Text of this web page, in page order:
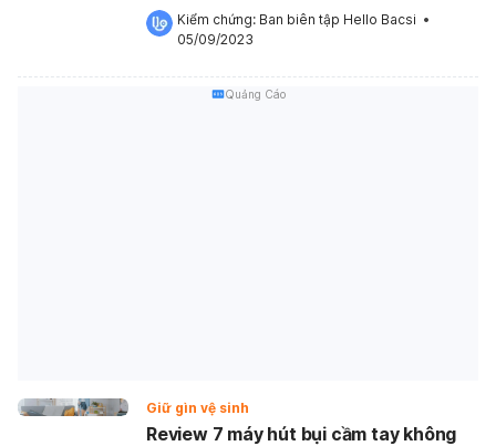
Kiểm chứng: Ban biên tập Hello Bacsi •
05/09/2023
Quảng Cáo
Giữ gìn vệ sinh
Review 7 máy hút bụi cầm tay không